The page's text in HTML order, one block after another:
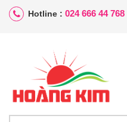
Hotline : 024 666 44 768